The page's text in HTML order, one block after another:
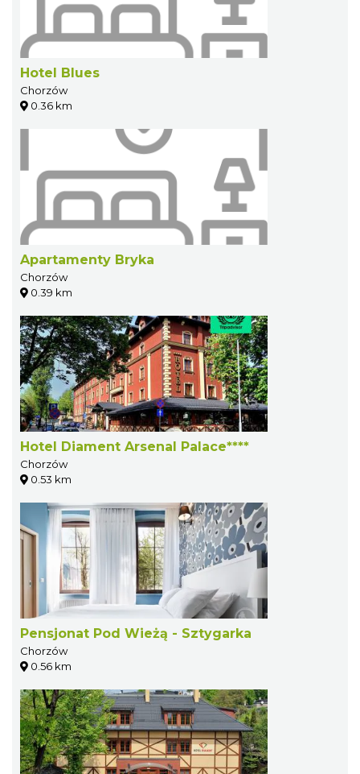
Hotel Blues
Chorzów
0.36 km
Apartamenty Bryka
Chorzów
0.39 km
Hotel Diament Arsenal Palace****
Chorzów
0.53 km
Pensjonat Pod Wieżą - Sztygarka
Chorzów
0.56 km